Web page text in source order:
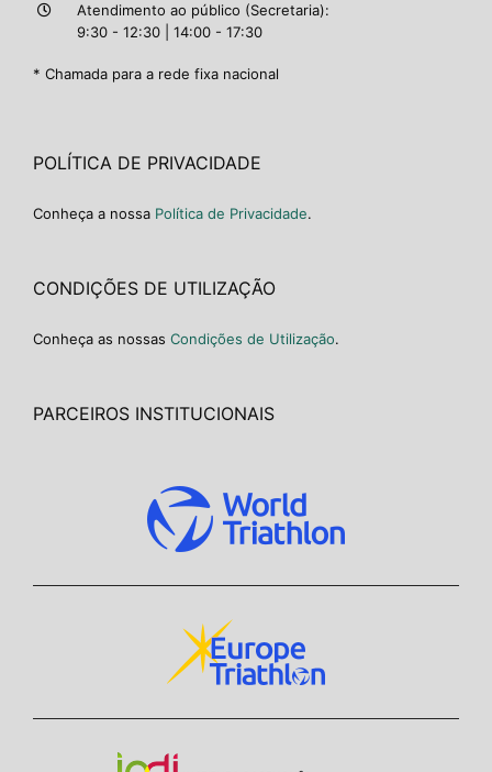
Atendimento ao público (Secretaria):
9:30 - 12:30 | 14:00 - 17:30
* Chamada para a rede fixa nacional
POLÍTICA DE PRIVACIDADE
Conheça a nossa Política de Privacidade.
CONDIÇÕES DE UTILIZAÇÃO
Conheça as nossas Condições de Utilização.
PARCEIROS INSTITUCIONAIS